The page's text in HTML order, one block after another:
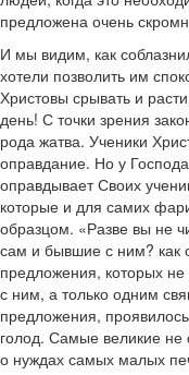
предложена очень
И мы видим, как
хотели позволить им
Христовы срывать и
день! С точки зрения
рода жатва. Ученики
оправдание. Но у
оправдывает Своих
которые и для самих
образцом. «Разве вы не
сам и бывшие с ним?
предложения, которых
с ним, а только одним
предложения,
голод. Самые великие не
о нуждах самых малых